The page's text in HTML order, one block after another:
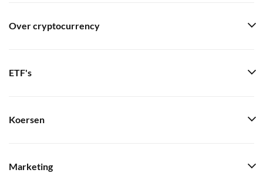
Over cryptocurrency
ETF's
Koersen
Marketing